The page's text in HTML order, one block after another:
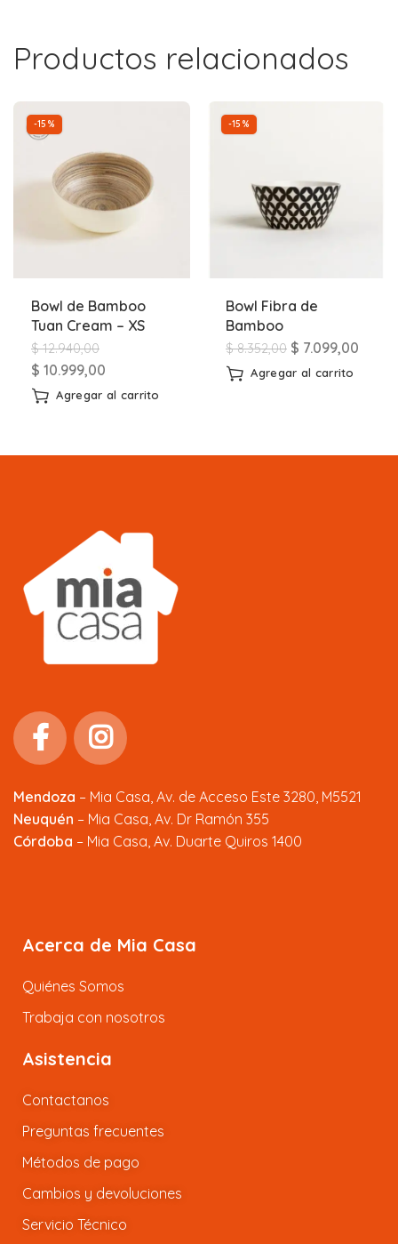
Productos relacionados
-15%
Bowl de Bamboo
Tuan Cream – XS
$12.940,00
$ 10.999,00
Agregar al carrito
-15%
Bowl Fibra de
Bamboo
$8.352,00 $ 7.099,00
Agregar al carrito
Mendoza – Mia Casa, Av. de Acceso Este 3280, M5521
Neuquén – Mia Casa, Av. Dr Ramón 355
Córdoba – Mia Casa, Av. Duarte Quiros 1400
Acerca de Mia Casa
Quiénes Somos
Trabaja con nosotros
Asistencia
Contactanos
Preguntas frecuentes
Métodos de pago
Cambios y devoluciones
Servicio Técnico